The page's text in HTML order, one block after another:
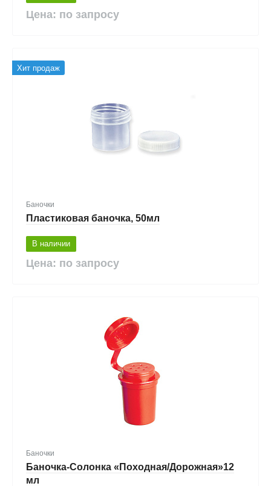
Цена: по запросу
Хит продаж
Баночки
Пластиковая баночка, 50мл
В наличии
Цена: по запросу
Баночки
Баночка-Солонка «Походная/Дорожная»12
мл